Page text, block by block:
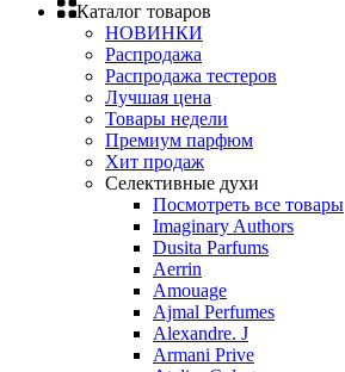
Каталог товаров
НОВИНКИ
Распродажа
Распродажа тестеров
Лучшая цена
Товары недели
Премиум парфюм
Хит продаж
Селективные духи
Посмотреть все товары
Imaginary Authors
Dusita Parfums
Aerrin
Amouage
Ajmal Perfumes
Alexandre. J
Armani Prive